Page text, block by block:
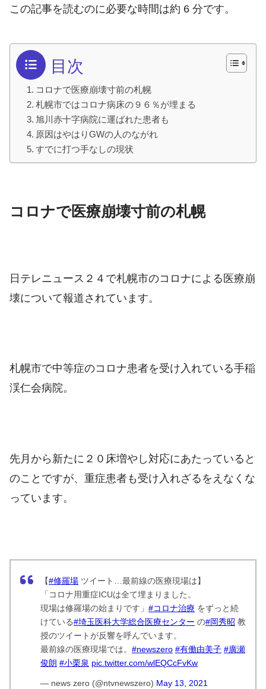
この記事を読むのに必要な時間は約 6 分です。
目次
コロナで医療崩壊寸前の札幌
札幌市ではコロナ病床の９６％が埋まる
旭川赤十字病院に運ばれた患者も
原因はやはりGWの人のながれ
すでに打つ手なしの現状
コロナで医療崩壊寸前の札幌
日テレニュース２４で札幌市のコロナによる医療崩
壊について報道されています。
札幌市で中等症のコロナ患者を受け入れている手稲
渓仁会病院。
先月から新たに２０床増やし対応にあたっていると
のことですが、重症患者も受け入れざるをえなくな
っています。
【#修羅場 ツイート…最前線の医療現場は】
「コロナ用重症ICUは全て埋まりました。
現場は修羅場の始まりです」 #コロナ治療 をずっと続
けている#埼玉医科大学総合医療センター の#岡秀昭 教
授のツイートが反響を呼んでいます。
最前線の医療現場では。 #newszero #有働由美子 #廣瀬
俊朗 #小栗泉 pic.twitter.com/wlEQCcFvKw
— news zero (@ntvnewszero) May 13, 2021